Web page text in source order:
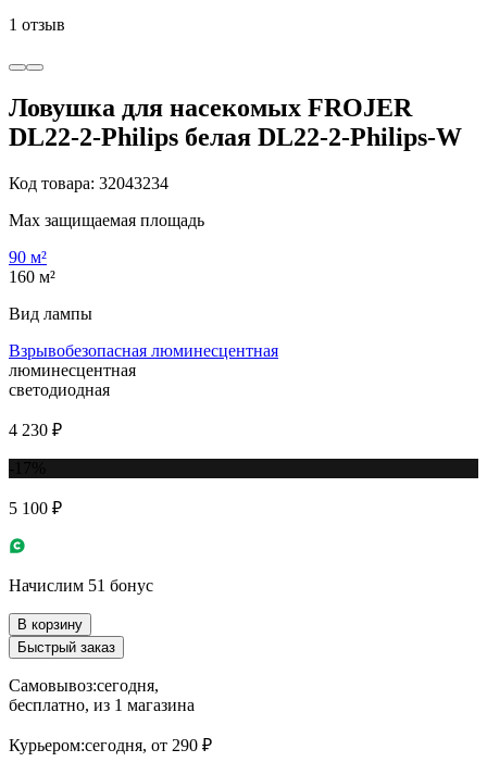
1 отзыв
Ловушка для насекомых FROJER
DL22-2-Philips белая DL22-2-Philips-W
Код товара: 32043234
Max защищаемая площадь
90 м²
160 м²
Вид лампы
Взрывобезопасная люминесцентная
люминесцентная
светодиодная
4 230 ₽
5 100 ₽
Начислим 51 бонус
В корзину
Быстрый заказ
Самовывоз:сегодня,
бесплатно, из 1 магазина
Курьером:сегодня, от 290 ₽